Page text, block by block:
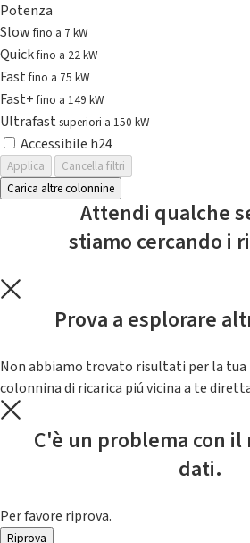
Potenza
Slowfino a 7 kW
Quickfino a 22 kW
Fastfino a 75 kW
Fast+fino a 149 kW
Ultrafast superiori a 150 kW
Accessibile h24
Applica
Cancella filtri
Carica altre colonnine
Attendi qualche
stiamo cercando i
Prova a esplorare
Non abbiamo trovato risultati per la tua
colonnina di ricarica piú vicina a te
C'è un problema con
dati.
Per favore riprova.
Riprova